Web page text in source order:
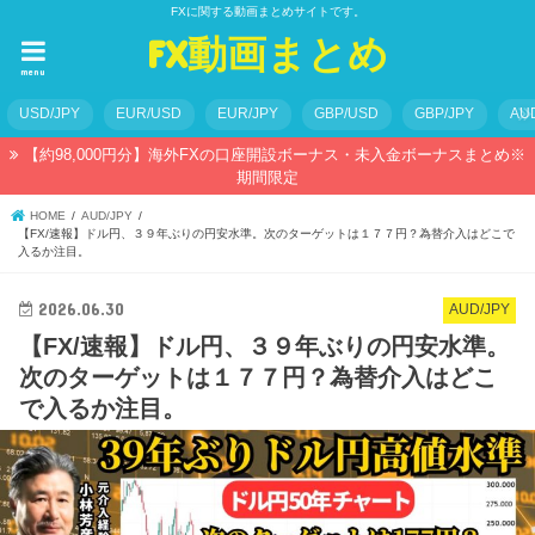
FXに関する動画まとめサイトです。
FX動画まとめ
menu
USD/JPY EUR/USD EUR/JPY GBP/USD GBP/JPY
【約98,000円分】海外FXの口座開設ボーナス・未入金ボーナスまとめ※
期間限定
HOME
AUD/JPY
【FX/速報】ドル円、３９年ぶりの円安水準。次のターゲットは１７７円？為替介入はどこで
入るか注目。
AUD/JPY
2026.06.30
【FX/速報】ドル円、３９年ぶりの円安水準。
次のターゲットは１７７円？為替介入はどこ
で入るか注目。